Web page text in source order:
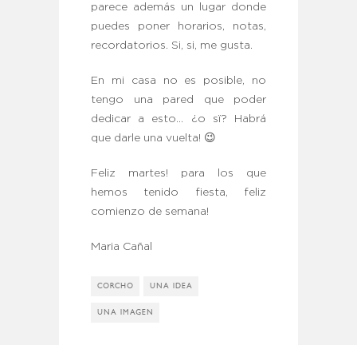
parece además un lugar donde
puedes poner horarios, notas,
recordatorios. Si, si, me gusta.
En mi casa no es posible, no
tengo una pared que poder
dedicar a esto… ¿o sï? Habrá
que darle una vuelta! 😉
Feliz martes! para los que
hemos tenido fiesta, feliz
comienzo de semana!
Maria Cañal
CORCHO UNA IDEA
UNA IMAGEN